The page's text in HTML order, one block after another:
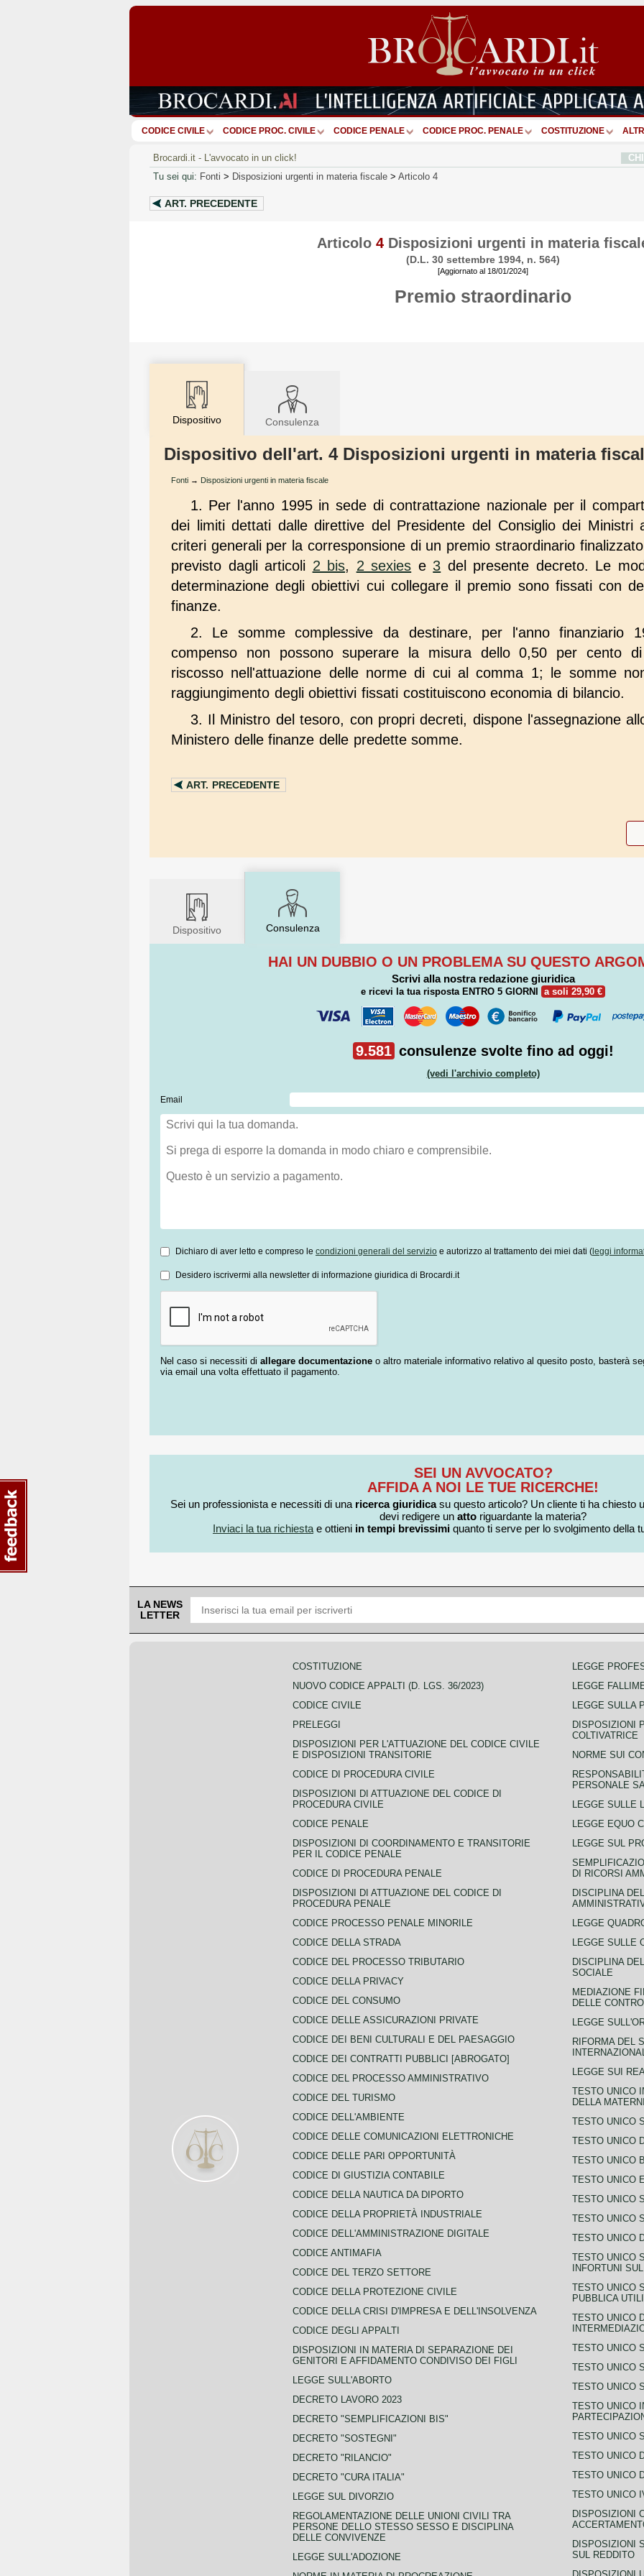
CODICE CIVILE CODICE PROC. CIVILE CODICE PENALE CODICE PROC. PENALE COSTITUZIONE ALTRI
Brocardi.it - L'avvocato in un click!
Tu sei qui: Fonti > Disposizioni urgenti in materia fiscale > Articolo 4
ART. PRECEDENTE
Articolo 4 Disposizioni urgenti in materia
(D.L. 30 settembre 1994, n. 564)
[Aggiornato al 18/01/2024]
Premio straordinario
Dispositivo Consulenza
Dispositivo dell'art. 4 Disposizioni urgenti in materia
Fonti → Disposizioni urgenti in materia fiscale
1. Per l'anno 1995 in sede di contrattazione nazionale per il
dei limiti dettati dalle direttive del Presidente del Consiglio dei Ministri
criteri generali per la corresponsione di un premio straordinario
previsto dagli articoli 2 bis, 2 sexies e 3 del presente decreto. Le
determinazione degli obiettivi cui collegare il premio sono fissati con
finanze.
2. Le somme complessive da destinare, per l'anno finanziario
compenso non possono superare la misura dello 0,50 per cento di
riscosso nell'attuazione delle norme di cui al comma 1; le somme
raggiungimento degli obiettivi fissati costituiscono economia di bilancio.
3. Il Ministro del tesoro, con propri decreti, dispone l'assegnazione
Ministero delle finanze delle predette somme.
ART. PRECEDENTE
Dispositivo Consulenza
HAI UN DUBBIO O UN PROBLEMA SU QUESTO
Scrivi alla nostra redazione giuridica
e ricevi la tua risposta ENTRO 5 GIORNI a soli 29,90 €
9.581 consulenze svolte fino ad oggi!
(vedi l'archivio completo)
Email
Dichiaro di aver letto e compreso le condizioni generali del servizio e autorizzo al trattamento dei miei dati ( leggi
Desidero iscrivermi alla newsletter di informazione giuridica di Brocardi.it
Nel caso si necessiti di allegare documentazione o altro materiale informativo relativo al quesito posto, basterà
via email una volta effettuato il pagamento.
SEI UN AVVOCATO?
AFFIDA A NOI LE TUE RICERCHE!
Sei un professionista e necessiti di una ricerca giuridicasu questo articolo? Un cliente ti ha chiesto
devi redigere un atto riguardante la materia?
Inviaci la tua richiesta e ottieni in tempi brevissimi quanto ti serve per lo svolgimento della
LA NEWS
LETTER
COSTITUZIONE
NUOVO CODICE APPALTI (D. LGS. 36/2023)
CODICE CIVILE
PRELEGGI
DISPOSIZIONI PER L'ATTUAZIONE DEL CODICE CIVILE
E DISPOSIZIONI TRANSITORIE
CODICE DI PROCEDURA CIVILE
DISPOSIZIONI DI ATTUAZIONE DEL CODICE DI
PROCEDURA CIVILE
CODICE PENALE
DISPOSIZIONI DI COORDINAMENTO E TRANSITORIE
PER IL CODICE PENALE
CODICE DI PROCEDURA PENALE
DISPOSIZIONI DI ATTUAZIONE DEL CODICE DI
PROCEDURA PENALE
CODICE PROCESSO PENALE MINORILE
CODICE DELLA STRADA
CODICE DEL PROCESSO TRIBUTARIO
CODICE DELLA PRIVACY
CODICE DEL CONSUMO
CODICE DELLE ASSICURAZIONI PRIVATE
CODICE DEI BENI CULTURALI E DEL PAESAGGIO
CODICE DEI CONTRATTI PUBBLICI [ABROGATO]
CODICE DEL PROCESSO AMMINISTRATIVO
CODICE DEL TURISMO
CODICE DELL'AMBIENTE
CODICE DELLE COMUNICAZIONI ELETTRONICHE
CODICE DELLE PARI OPPORTUNITÀ
CODICE DI GIUSTIZIA CONTABILE
CODICE DELLA NAUTICA DA DIPORTO
CODICE DELLA PROPRIETÀ INDUSTRIALE
CODICE DELL'AMMINISTRAZIONE DIGITALE
CODICE ANTIMAFIA
CODICE DEL TERZO SETTORE
CODICE DELLA PROTEZIONE CIVILE
CODICE DELLA CRISI D'IMPRESA E DELL'INSOLVENZA
CODICE DEGLI APPALTI
DISPOSIZIONI IN MATERIA DI SEPARAZIONE DEI
GENITORI E AFFIDAMENTO CONDIVISO DEI FIGLI
LEGGE SULL'ABORTO
DECRETO LAVORO 2023
DECRETO "SEMPLIFICAZIONI BIS"
DECRETO "SOSTEGNI"
DECRETO "RILANCIO"
DECRETO "CURA ITALIA"
LEGGE SUL DIVORZIO
REGOLAMENTAZIONE DELLE UNIONI CIVILI TRA
PERSONE DELLO STESSO SESSO E DISCIPLINA
DELLE CONVIVENZE
LEGGE SULL'ADOZIONE
LEGGE
LEGGE
LEGGE SULLA
DISPOSIZIONI
COLTIVATRICE
NORME SUI
PERSONALE
LEGGE SULLE
LEGGE EQUO
LEGGE SUL
DI RICORSI
DISCIPLINA
LEGGE
LEGGE SULLE
DISCIPLINA
SOCIALE
MEDIAZIONE
DELLE
LEGGE
RIFORMA DEL
LEGGE SUI
TESTO UNICO
DELLA
TESTO UNICO
TESTO UNICO
TESTO UNICO
TESTO UNICO
TESTO UNICO
TESTO UNICO
TESTO UNICO
TESTO UNICO
INFORTUNI
TESTO UNICO
PUBBLICA
TESTO UNICO
TESTO UNICO
TESTO UNICO
TESTO UNICO
TESTO UNICO
TESTO UNICO
TESTO UNICO
TESTO UNICO
TESTO UNICO
DISPOSIZIONI
DISPOSIZIONI
SUL REDDITO